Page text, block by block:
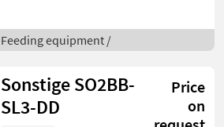
Befestigungshaken für den
SprühbalkenRollenführungen,
Feeding equipment /
Sonstige SO2BB-
SL3-DD
Price
on